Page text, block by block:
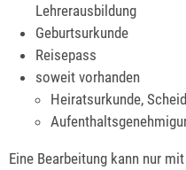
Lehrerausbildung
Geburtsurkunde
Reisepass
soweit vorhanden
Heiratsurkunde,
Eine Bearbeitung kann nur